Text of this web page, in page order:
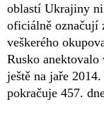
oblastí Ukrajiny
oficiálně označují
veškerého
Rusko
ještě na jaře
pokračuje 457.